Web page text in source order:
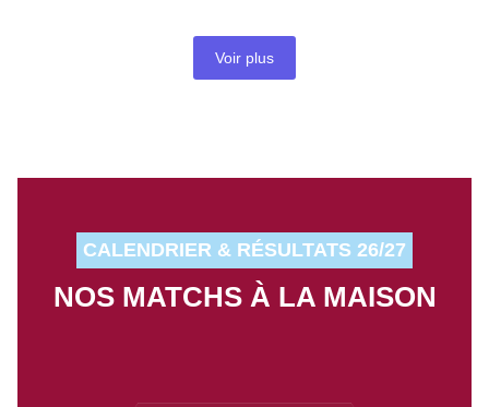
Voir plus
CALENDRIER & RÉSULTATS 26/27
NOS MATCHS À LA MAISON